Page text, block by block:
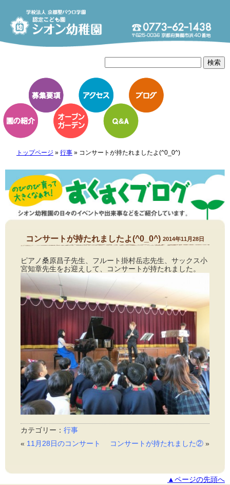
トップページ » 行事» コンサートが持たれましたよ(^0_0^)
コンサートが持たれましたよ(^0_0^) 2014年11月28日
ピアノ桑原昌子先生、フルート掛村岳志先生、サックス小
宮知章先生をお迎えして、コンサートが持たれました。
カテゴリー： 行事
« 11月28日のコンサート コンサートが持たれました② »
▲ページの先頭へ